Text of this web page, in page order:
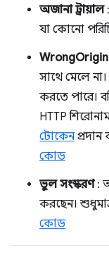
অজানা ট্রায়াল:
যা কোনো
WrongOrigin
সাথে মেলে
করতে পারে।
HTTP
টোকেনপ্রদান
কোড
ভুল সংস্করণ:
করছেন।
কোড